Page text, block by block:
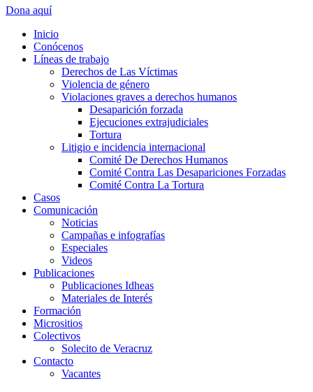
Dona aquí
Inicio
Conócenos
Líneas de trabajo
Derechos de Las Víctimas
Violencia de género
Violaciones graves a derechos humanos
Desaparición forzada​
Ejecuciones extrajudiciales
Tortura
Litigio e incidencia internacional
Comité De Derechos Humanos​
Comité Contra Las Desapariciones Forzadas
Comité Contra La Tortura​
Casos
Comunicación
Noticias
Campañas e infografías
Especiales
Videos
Publicaciones
Publicaciones Idheas
Materiales de Interés
Formación
Micrositios
Colectivos
Solecito de Veracruz
Contacto
Vacantes